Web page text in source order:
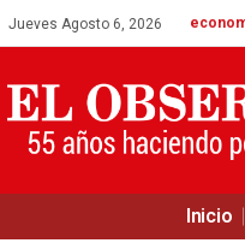
Jueves Agosto 6, 2026
Inicio